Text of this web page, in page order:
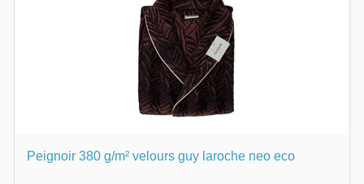
Peignoir 380 g/m² velours guy laroche neo eco